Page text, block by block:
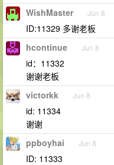
WishMaster Jun 8
ID:11329 多谢老板
hcontinue Jun 8
id：11332
谢谢老板
victorkk Jun 8
id: 11334
谢谢
ppboyhai Jun 8
ID: 11333